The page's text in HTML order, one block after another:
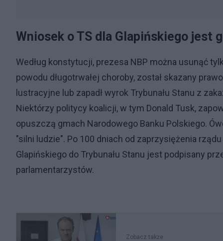
Wniosek o TS dla Glapińskiego jest
Według konstytucji, prezesa NBP można usunąć
powodu długotrwałej choroby, został skazany
lustracyjne lub zapadł wyrok Trybunału Stanu z
Niektórzy politycy koalicji, w tym Donald Tusk,
opuszczą gmach Narodowego Banku Polskiego.
"silni ludzie". Po 100 dniach od zaprzysiężenia
Glapińskiego do Trybunału Stanu jest podpisany
parlamentarzystów.
Zobacz także